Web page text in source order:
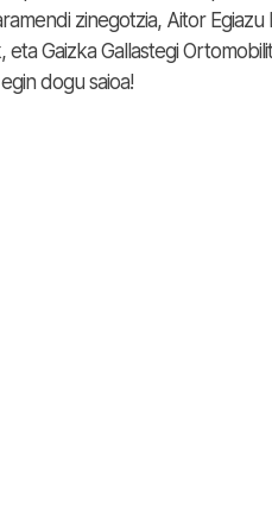
zinegotzia, Aitor
Gaizka Gallastegi
dogu saioa!